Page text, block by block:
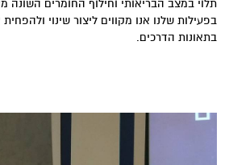
תלוי במצב הבריאותי וחילוף החומרים
בפעילות שלנו אנו מקווים ליצור שינוי
בתאונות הדרכים.